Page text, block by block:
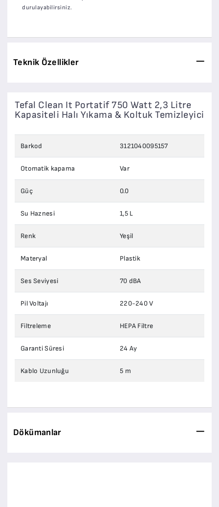
durulayabilirsiniz.
Teknik Özellikler
Tefal Clean It Portatif 750 Watt 2,3 Litre
Kapasiteli Halı Yıkama & Koltuk Temizleyici
Barkod 3121040095157
Otomatik kapama Var
Güç 0.0
Su Haznesi 1,5 L
Renk Yeşil
Materyal Plastik
Ses Seviyesi 70 dBA
Pil Voltajı 220-240 V
Filtreleme HEPA Filtre
Garanti Süresi 24 Ay
Kablo Uzunluğu 5 m
Dökümanlar